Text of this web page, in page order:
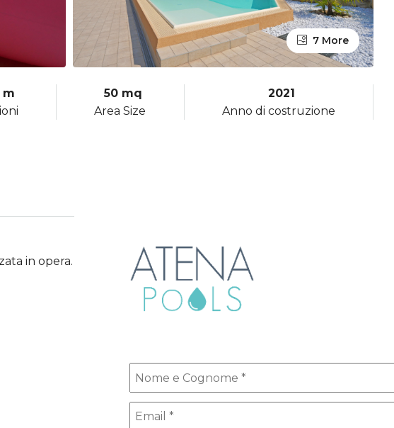
7 More
m
50 mq
Area Size
2021
Anno di costruzione
in opera.